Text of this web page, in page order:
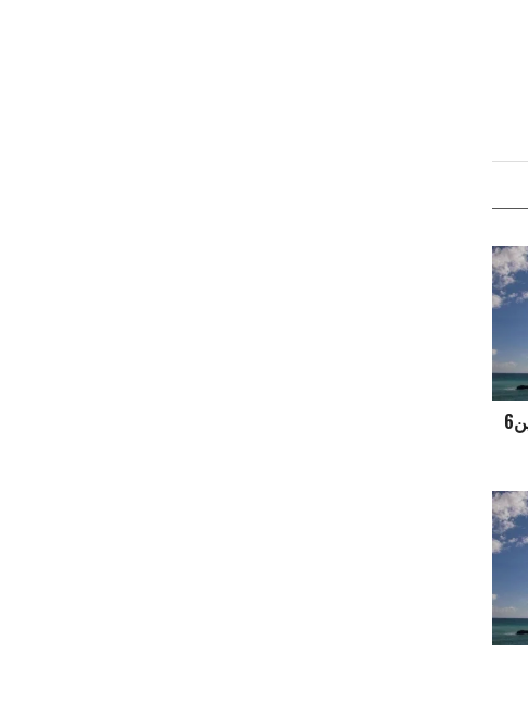
توقعات أحوال الطقس اليوم الاثنين6